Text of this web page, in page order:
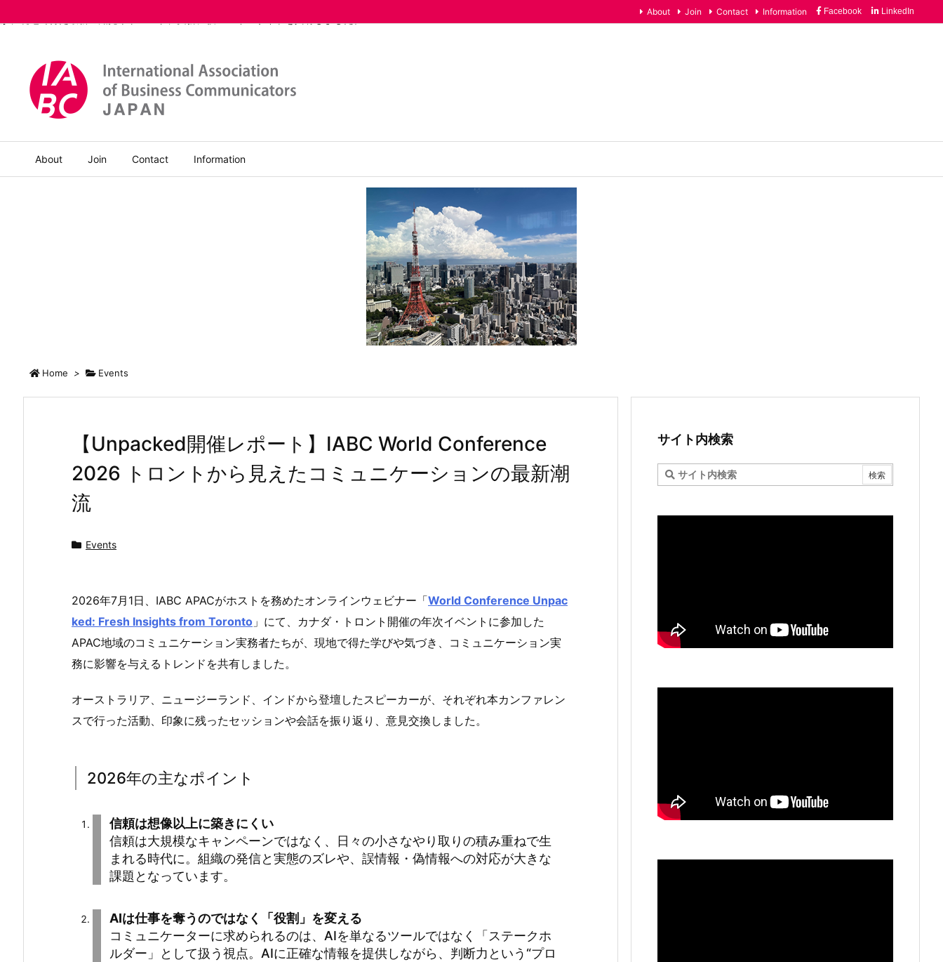
IABC APAC Region主催「World Conference Unpacked: Fresh Insights from Toronto」の開催レポート。IABC World Conference 2026（トロント）に参加したAPAC地域のコミュニケーションプロフェッショナル
About Join Contact Information
About Join Contact Information Facebook LinkedIn
Home > Events
【Unpacked開催レポート】IABC World Conference
2026 トロントから見えたコミュニケーションの最新潮
流
Events
2026年7月1日、IABC APACがホストを務めたオンラインウェビナー「World Conference Unpac
ked: Fresh Insights from Toronto 」にて、カナダ・トロント開催の年次イベントに参加した
APAC地域のコミュニケーション実務者たちが、現地で得た学びや気づき、コミュニケーション実
務に影響を与えるトレンドを共有しました。
オーストラリア、ニュージーランド、インドから登壇したスピーカーが、それぞれ本カンファレン
スで行った活動、印象に残ったセッションや会話を振り返り、意見交換しました。
2026年の主なポイント
信頼は想像以上に築きにくい
信頼は大規模なキャンペーンではなく、日々の小さなやり取りの積み重ねで生
まれる時代に。組織の発信と実態のズレや、誤情報・偽情報への対応が大きな
課題となっています。
AIは仕事を奪うのではなく「役割」を変える
コミュニケーターに求められるのは、AIを単なるツールではなく「ステークホ
ルダー」として扱う視点。AIに正確な情報を提供しながら、判断力という“プロ
サイト内検索